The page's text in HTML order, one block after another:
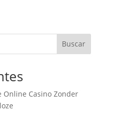
Buscar
Online Casino Zonder